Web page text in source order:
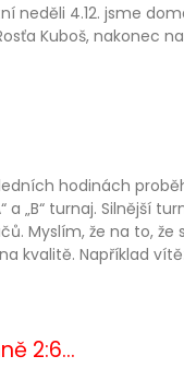
neděli 4.12. jsme
Kuboš, nakonec
hodinách
a „B“ turnaj. Silnější
Myslím, že na to,
kvalitě. Například
2:6...